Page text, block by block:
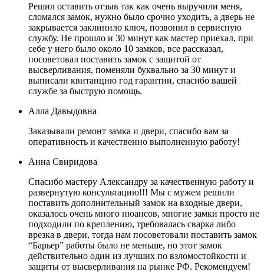
Решил оставить отзыв так как очень выручили меня,
сломался замок, нужно было срочно уходить, а дверь не
закрывается заклинило ключ, позвонил в сервисную
службу. Не прошло и 30 минут как мастер приехал, при
себе у него было около 10 замков, все рассказал,
посоветовал поставить замок с защитой от
высверливания, поменяли буквально за 30 минут и
выписали квитанцию год гарантии, спасибо вашей
службе за быструю помощь.
Алла Давыдовна
Заказывали ремонт замка и двери, спасибо вам за
оперативность и качественно выполненную работу!
Анна Свиридова
Спасибо мастеру Александру за качественную работу и
развернутую консультацию!!! Мы с мужем решили
поставить дополнительный замок на входные двери,
оказалось очень много нюансов, многие замки просто не
подходили по креплению, требовалась сварка либо
врезка в двери, тогда нам посоветовали поставить замок
“Барьер” работы было не меньше, но этот замок
действительно один из лучших по взломостойкости и
защиты от высверливания на рынке РФ. Рекомендуем!